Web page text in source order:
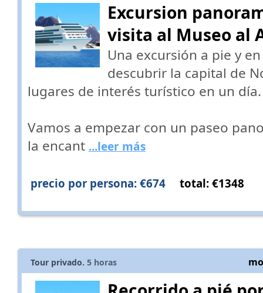
Excursion
visita al Museo al
Una excursión a pie y
descubrir la capital de
lugares de interés turístico en un día.
Vamos a empezar con un paseo
la encant ...leer más
precio por persona: €674 total: €1348
Tour privado. 5 horas